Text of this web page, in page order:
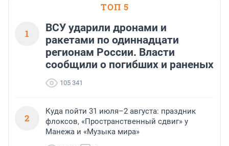
ТОП 5
1
ВСУ ударили дронами и
ракетами по одиннадцати
регионам России. Власти
сообщили о погибших и раненых
105 341
2
Куда пойти 31 июля–2 августа: праздник
флоксов, «Пространственный сдвиг» у
Манежа и «Музыка мира»